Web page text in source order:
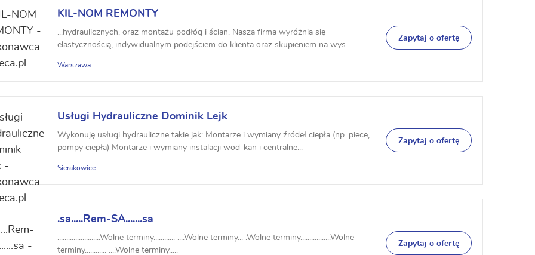
KIL-NOM REMONTY
...hydraulicznych, oraz montażu podłóg i ścian. Nasza firma wyróżnia się
elastycznością, indywidualnym podejściem do klienta oraz skupieniem na wys...
Warszawa
Zapytaj o ofertę
Usługi Hydrauliczne Dominik Lejk
Wykonuję usługi hydrauliczne takie jak: Montarze i wymiany źródeł ciepła (np. piece,
pompy ciepła) Montarze i wymiany instalacji wod-kan i centralne...
Sierakowice
Zapytaj o ofertę
.sa.....Rem-SA.......sa
........................Wolne terminy............ ....Wolne terminy... .Wolne terminy.................Wolne
terminy............ ....Wolne terminy.....
Zapytaj o ofertę